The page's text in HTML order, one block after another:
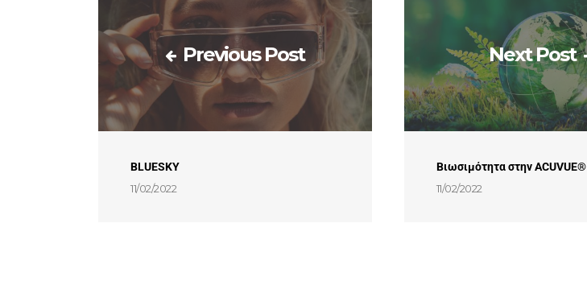
Previous Post
BLUESKY
11/02/2022
Next Post
Βιωσιμότητα στην ACUVUE®
11/02/2022